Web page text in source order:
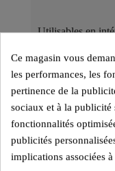
Utilisables en
adaptés à une
Des Pièces
Chaque modèle
une pièce
matériaux pour
Ce magasin vous
les performances, les
pertinence de la
sociaux et à la
fonctionnalités
publicités
implications associées